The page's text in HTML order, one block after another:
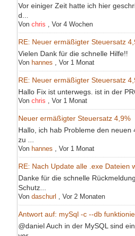
Vor einiger Zeit hatte ich hier
d...
Von chris Vor 4 Wochen
RE: Neuer ermäßigter Steuersatz
Vielen Dank für die schnelle Hilfe!!
Von hannes Vor 1 Monat
RE: Neuer ermäßigter Steuersatz
Hallo Fix ist unterwegs. ist in der
Von chris Vor 1 Monat
Neuer ermäßigter Steuersatz 4,9%
Hallo, ich hab Probleme den neuen
zu ...
Von hannes Vor 1 Monat
RE: Nach Update alle .exe Dateien
Danke für die schnelle
Schutz...
Von daschurl Vor 2 Monaten
Antwort auf: mySql -c --db
@daniel Auch in der MySQL sind